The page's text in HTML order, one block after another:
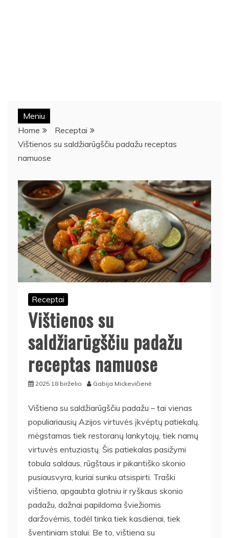
Meniu
Home
Receptai
Vištienos su saldžiarūgščiu padažu receptas
namuose
Receptai
Vištienos su
saldžiarūgščiu padažu
receptas namuose
2025 18 birželio Gabija Mickevičienė
Vištiena su saldžiarūgščiu padažu – tai vienas
populiariausių Azijos virtuvės įkvėptų patiekalų,
mėgstamas tiek restoranų lankytojų, tiek namų
virtuvės entuziastų. Šis patiekalas pasižymi
tobula saldaus, rūgštaus ir pikantiško skonio
pusiausvyra, kuriai sunku atsispirti. Traški
vištiena, apgaubta glotniu ir ryškaus skonio
padažu, dažnai papildoma šviežiomis
daržovėmis, todėl tinka tiek kasdienai, tiek
šventiniam stalui. Be to, vištiena su